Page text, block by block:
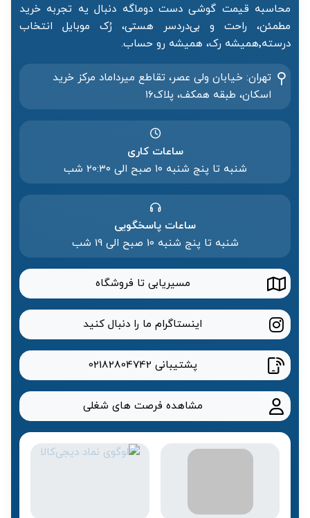
محاسبه قیمت گوشی دست دوماگه دنبال یه تجربه خرید
مطمئن، راحت و بی‌دردسر هستی، رُک موبایل انتخاب
درسته٬همیشه رک، همیشه رو حساب.
تهران: خیابان ولی عصر، تقاطع میرداماد مرکز خرید‌
اسکان، طبقه همکف، پلاک۱۶
ساعات کاری
شنبه تا پنج شنبه ۱۰ صبح الی 20:۳۰ شب
ساعات پاسخگویی
شنبه تا پنج شنبه 10 صبح الی 19 شب
مسیریابی تا فروشگاه
اینستاگرام ما را دنبال کنید
پشتیبانی 02182804742
مشاهده فرصت های شغلی